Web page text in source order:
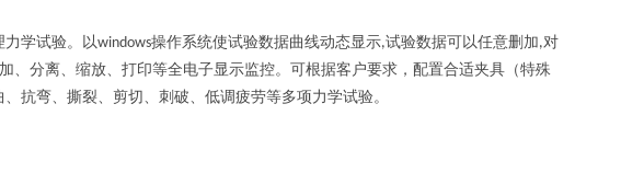
力学试验。以windows操作系统使试验数据曲线动态显示,试验数据可以任意删加,对
、分离、缩放、打印等全电子显示监控。可根据客户要求，配置合适夹具（特殊
抗弯、撕裂、剪切、刺破、低调疲劳等多项力学试验。